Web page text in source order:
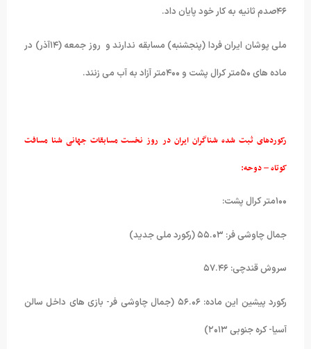
۴۶صدم ثانیه به کار خود پایان داد.
ملی پوشان ایران فردا (پنجشنبه) مسابقه ندارند و روز جمعه (۱۴آذر) در
ماده های ۵۰متر کرال پشت و ۴۰۰متر آزاد به آب می زنند.
رکوردهای ثبت شده شناگران ایران در روز نخست مسابقات جهانی شنا مسافت
کوتاه – دوحه:
۱۰۰متر کرال پشت:
جمال چاوشی فر: ۵۵.۰۳ (رکورد ملی جدید)
سروش قندچی: ۵۷.۴۶
رکورد پیشین این ماده: ۵۶.۰۶ (جمال چاوشی فر- بازی های داخل سالن
آسیا- کره جنوبی ۲۰۱۳)